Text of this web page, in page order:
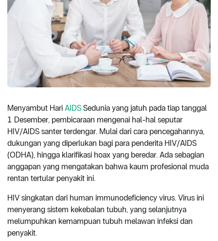
Menyambut Hari AIDS Sedunia yang jatuh pada tiap tanggal
1 Desember, pembicaraan mengenai hal-hal seputar
HIV/AIDS santer terdengar. Mulai dari cara pencegahannya,
dukungan yang diperlukan bagi para penderita HIV/AIDS
(ODHA), hingga klarifikasi hoax yang beredar. Ada sebagian
anggapan yang mengatakan bahwa kaum profesional muda
rentan tertular penyakit ini.
HIV singkatan dari human immunodeficiency virus. Virus ini
menyerang sistem kekebalan tubuh, yang selanjutnya
melumpuhkan kemampuan tubuh melawan infeksi dan
penyakit.